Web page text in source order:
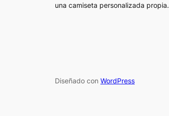
una camiseta personalizada propia.
Diseñado con WordPress